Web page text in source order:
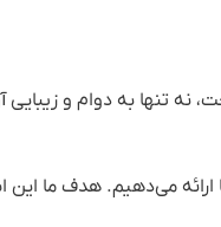
نه تنها به دوام و
ارائه می‌دهیم. هدف ما